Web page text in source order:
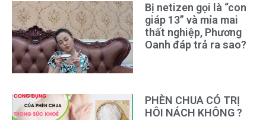
Bị netizen gọi là “con
giáp 13” và mỉa mai
thất nghiệp, Phương
Oanh đáp trả ra sao?
PHÈN CHUA CÓ TRỊ
HÔI NÁCH KHÔNG ?